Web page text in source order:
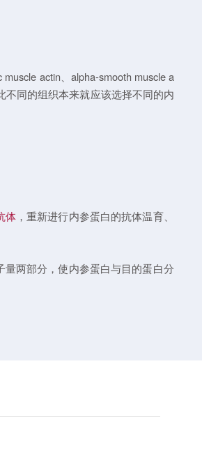
actin、alpha-smooth muscle a
不同的组织本来就应该选择不同的内
体，重新进行内参蛋白的抗体温育、
量两部分，使内参蛋白与目的蛋白分